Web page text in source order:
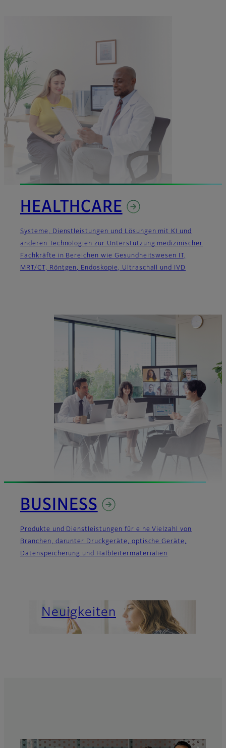
HEALTHCARE
Systeme, Dienstleistungen und Lösungen mit KI und
anderen Technologien zur Unterstützung medizinischer
Fachkräfte in Bereichen wie Gesundheitswesen IT,
MRT/CT, Röntgen, Endoskopie, Ultraschall und IVD
BUSINESS
Produkte und Dienstleistungen für eine Vielzahl von
Branchen, darunter Druckgeräte, optische Geräte,
Datenspeicherung und Halbleitermaterialien
Über uns
Neuigkeiten
Wichtige Nachrichten